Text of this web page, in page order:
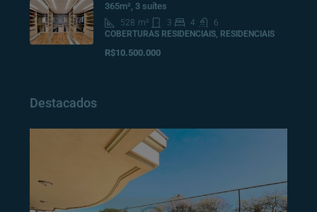
365m², 3 suítes
528 m² 3 4
6
COBERTURAS RESIDENCIAIS, RESIDENCIAIS
R$10.500.000
Destacados